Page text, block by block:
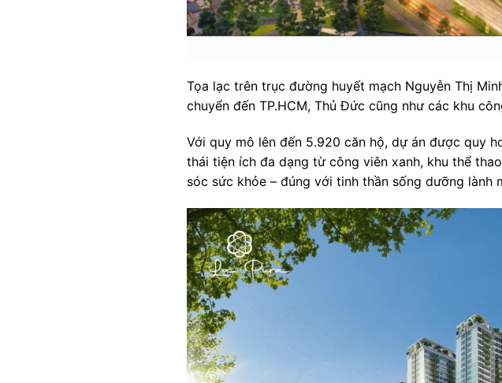
Tọa lạc trên trục đường huyết mạch Nguyễn Thị
chuyển đến TP.HCM, Thủ Đức cũng như các khu
Với quy mô lên đến 5.920 căn hộ, dự án được quy
thái tiện ích đa dạng từ công viên xanh, khu thể
sóc sức khỏe – đúng với tinh thần sống dưỡng lành